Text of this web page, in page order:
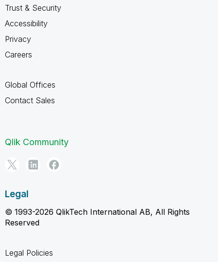
Trust & Security
Accessibility
Privacy
Careers
Global Offices
Contact Sales
Qlik Community
Legal
© 1993-2026 QlikTech International AB, All Rights
Reserved
Legal Policies